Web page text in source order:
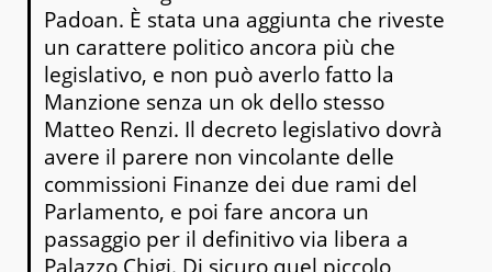
Padoan. È stata una aggiunta che riveste
un carattere politico ancora più che
legislativo, e non può averlo fatto la
Manzione senza un ok dello stesso
Matteo Renzi. Il decreto legislativo dovrà
avere il parere non vincolante delle
commissioni Finanze dei due rami del
Parlamento, e poi fare ancora un
passaggio per il definitivo via libera a